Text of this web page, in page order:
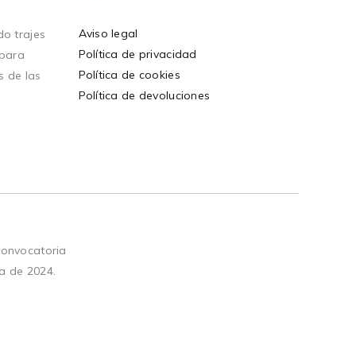
trajes
de las
Aviso legal
Política de privacidad
Política de cookies
Política de devoluciones
de 2024.